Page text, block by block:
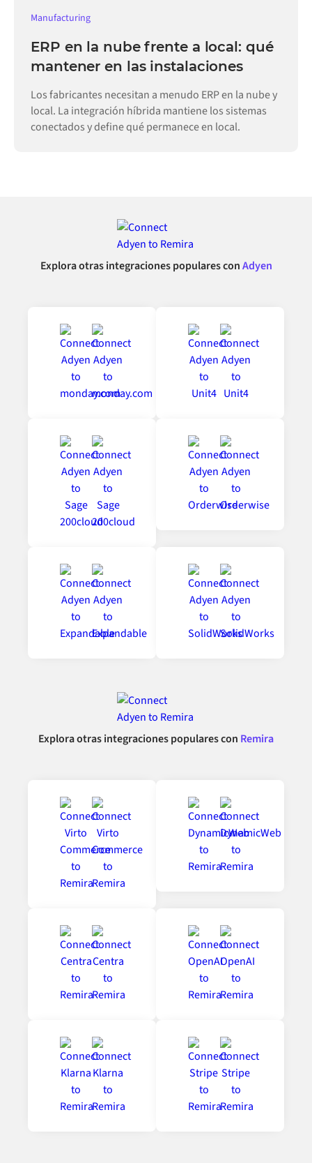
Manufacturing
ERP en la nube frente a local: qué
mantener en las instalaciones
Los fabricantes necesitan a menudo ERP en la nube y
local. La integración híbrida mantiene los sistemas
conectados y define qué permanece en local.
Explora otras integraciones populares conAdyen
Explora otras integraciones populares con Remira